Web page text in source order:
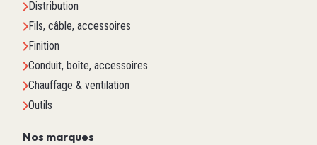
Distribution
Fils, câble, accessoires
Finition
Conduit, boîte, accessoires
Chauffage & ventilation
Outils
Nos marques